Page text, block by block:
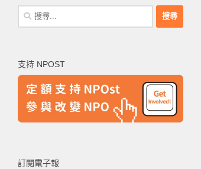
搜
尋
字:
支持 NPOST
訂閱電子報